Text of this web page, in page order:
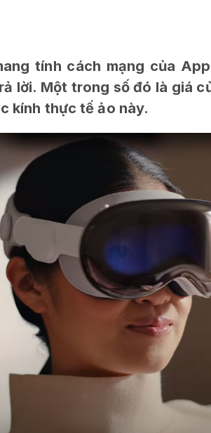
tính cách mạng của
lời. Một trong số đó là giá
kính thực tế ảo này.